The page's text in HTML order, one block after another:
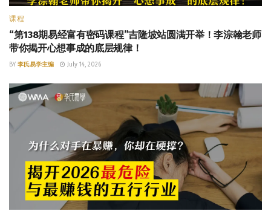
课程
“第138期易经富有密码课程”吉隆坡站圆满开举！李淙翰老师
带你揭开心想事成的底层规律！
BY 李氏易学主编 July 14, 2026